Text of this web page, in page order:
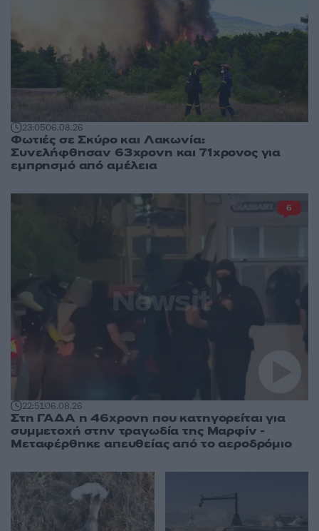
23:0506.08.26
Φωτιές σε Σκύρο και Λακωνία:
Συνελήφθησαν 63χρονη και 71χρονος για
εμπρησμό από αμέλεια
22:5106.08.26
Στη ΓΑΔΑ η 46χρονη που κατηγορείται για
συμμετοχή στην τραγωδία της Μαρφίν -
Μεταφέρθηκε απευθείας από το αεροδρόμιο
6